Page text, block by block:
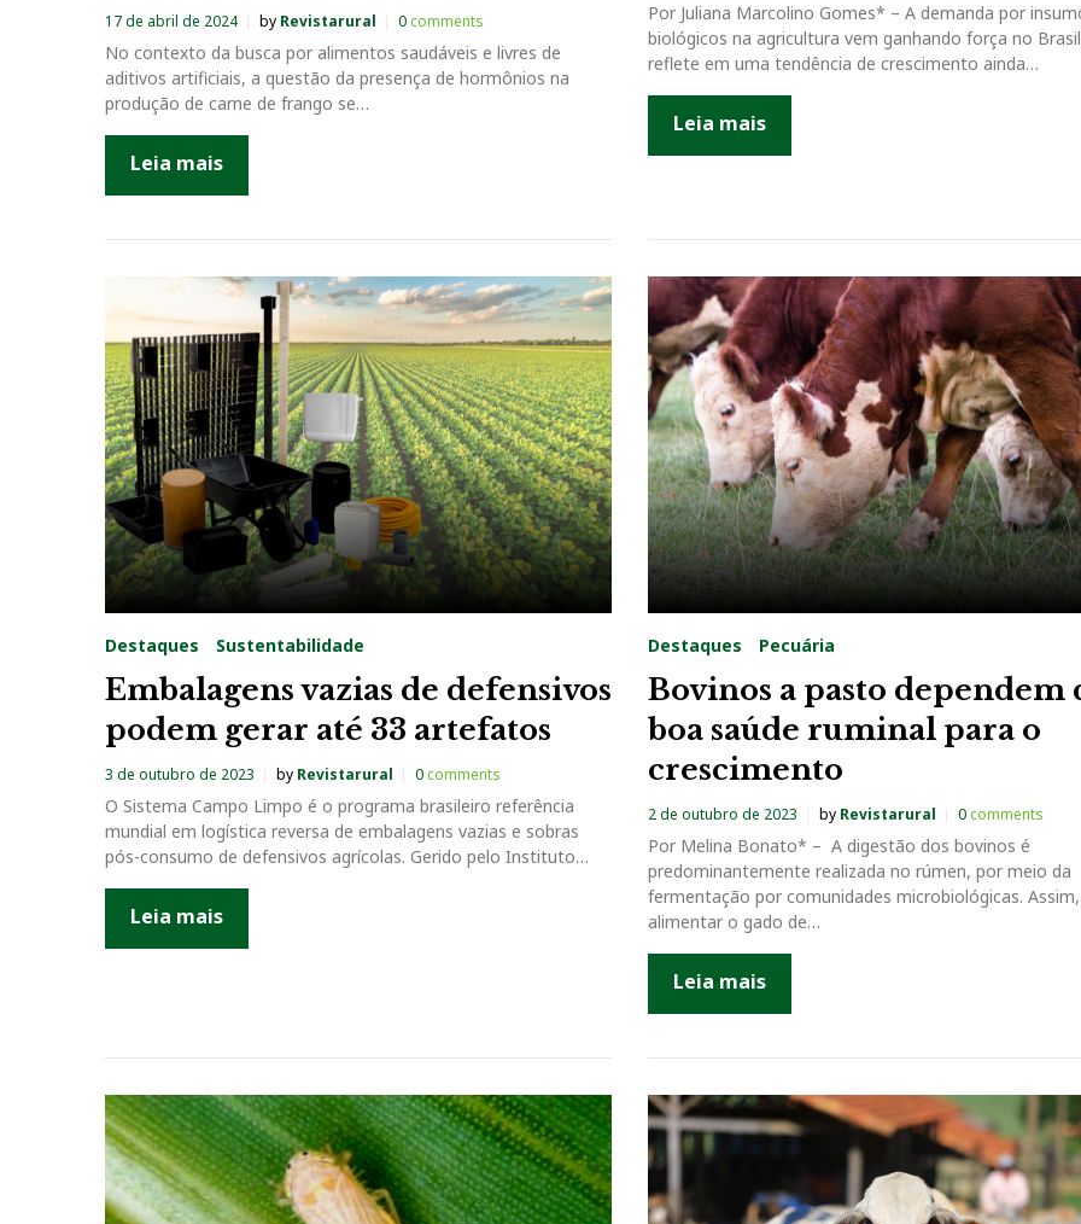
17 de abril de 2024 by Revistarural 0comments
No contexto da busca por alimentos saudáveis e livres de
aditivos artificiais, a questão da presença de hormônios na
produção de carne de frango se…
Leia mais
Por Juliana Marcolino Gomes* – A demanda por
biológicos na agricultura vem ganhando força no
reflete em uma tendência de crescimento ainda…
Leia mais
Destaques Sustentabilidade
Embalagens vazias de defensivos
podem gerar até 33 artefatos
3 de outubro de 2023 by Revistarural 0comments
O Sistema Campo Limpo é o programa brasileiro referência
mundial em logística reversa de embalagens vazias e sobras
pós-consumo de defensivos agrícolas. Gerido pelo Instituto…
Leia mais
Destaques Pecuária
Bovinos a pasto dependem
boa saúde ruminal para o
crescimento
2 de outubro de 2023 by Revistarural 0comments
Por Melina Bonato* – A digestão dos bovinos é
predominantemente realizada no rúmen, por meio da
fermentação por comunidades microbiológicas. Assim,
alimentar o gado de…
Leia mais